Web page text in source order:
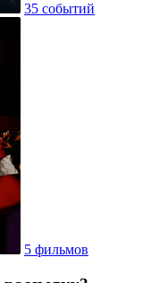
35 событий
5 фильмов